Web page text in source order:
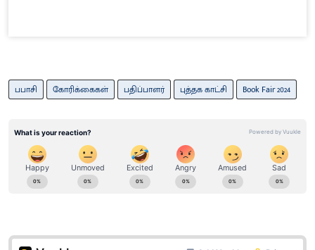
பபாசி கோரிக்கைகள் பதிப்பாளர் புத்தக காட்சி Book Fair 2024